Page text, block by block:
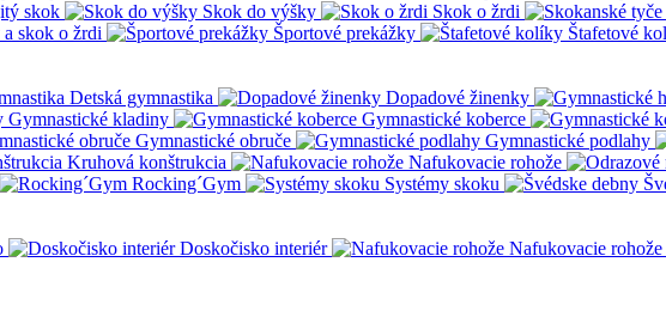
skok Skok do výšky Skok o žrdi
skok o žrdi
Športové prekážky Štafetové
Detská gymnastika Dopadové žinenky
Gymnastické kladiny Gymnastické koberce
Gymnastické obruče Gymnastické podlahy
Kruhová konštrukcia Nafukovacie rohože
Rocking´Gym Systémy skoku
Doskočisko interiér Nafukovacie rohože